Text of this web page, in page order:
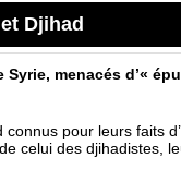
Djihad
menacés d’«
connus pour leurs faits
celui des djihadistes,